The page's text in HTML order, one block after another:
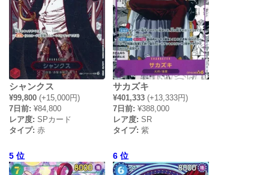
シャンクス
¥99,800 (+15,000円)
7日前: ¥84,800
レア度: SPカード
タイプ: 赤
サカズキ
¥401,333 (+13,333円)
7日前: ¥388,000
レア度: SR
タイプ: 紫
5 位 6 位